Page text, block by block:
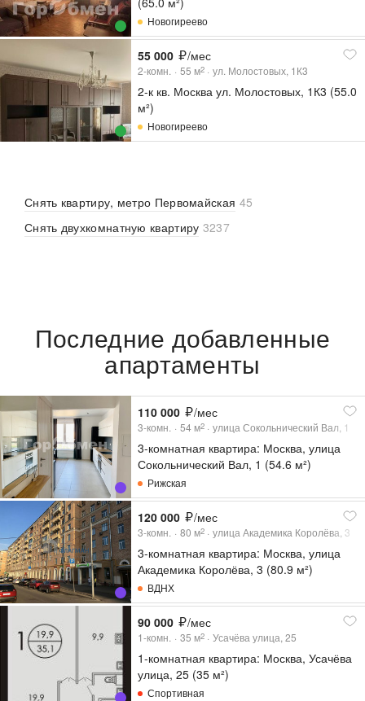
Новогиреево
55 000 /мес
2-комн. 55 м2 ул. Молостовых, 1К3
2-к кв. Москва ул. Молостовых, 1К3 (55.0
м²)
Новогиреево
Снять квартиру, метро Первомайская 45
Снять двухкомнатную квартиру 3237
Последние добавленные
апартаменты
110 000 /мес
3-комн. 54 м2 улица Сокольнический Вал, 1
3-комнатная квартира: Москва, улица
Сокольнический Вал, 1 (54.6 м²)
Рижская
120 000 /мес
3-комн. 80 м2 улица Академика Королёва, 3
3-комнатная квартира: Москва, улица
Академика Королёва, 3 (80.9 м²)
ВДНХ
90 000 /мес
1-комн. 35 м2 Усачёва улица, 25
1-комнатная квартира: Москва, Усачёва
улица, 25 (35 м²)
Спортивная